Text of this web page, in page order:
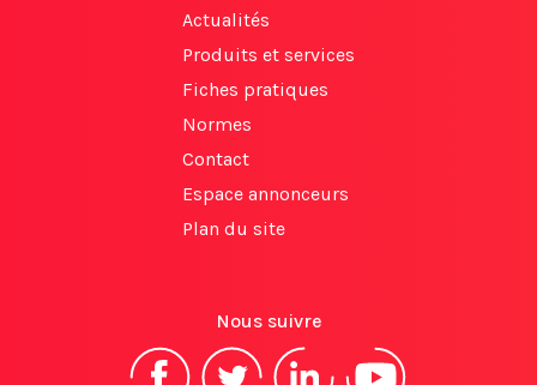
Actualités
Produits et services
Fiches pratiques
Normes
Contact
Espace annonceurs
Plan du site
Nous suivre